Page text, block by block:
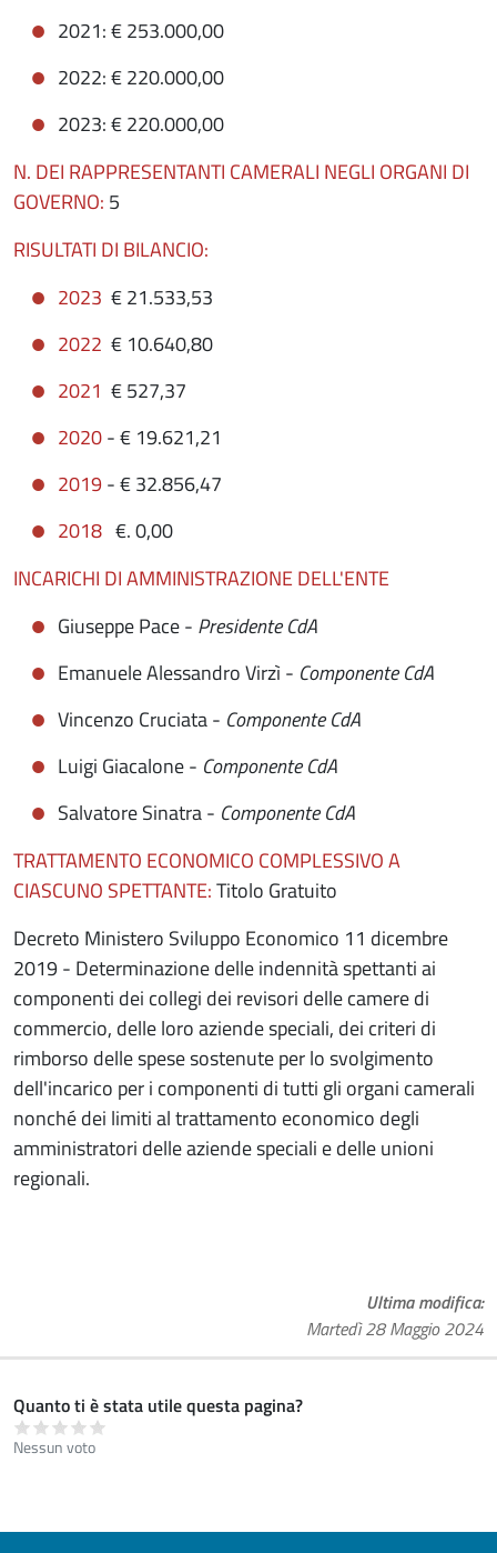
2021: € 253.000,00
2022: € 220.000,00
2023: € 220.000,00
N. DEI RAPPRESENTANTI CAMERALI NEGLI ORGANI DI
GOVERNO: 5
RISULTATI DI BILANCIO:
2023 € 21.533,53
2022 € 10.640,80
2021 € 527,37
2020- € 19.621,21
2019- € 32.856,47
2018 €. 0,00
INCARICHI DI AMMINISTRAZIONE DELL'ENTE
Giuseppe Pace - Presidente CdA
Emanuele Alessandro Virzì - Componente CdA
Vincenzo Cruciata - Componente CdA
Luigi Giacalone - Componente CdA
Salvatore Sinatra - Componente CdA
TRATTAMENTO ECONOMICO COMPLESSIVO A
CIASCUNO SPETTANTE:Titolo Gratuito
Decreto Ministero Sviluppo Economico 11 dicembre
2019 - Determinazione delle indennità spettanti ai
componenti dei collegi dei revisori delle camere di
commercio, delle loro aziende speciali, dei criteri di
rimborso delle spese sostenute per lo svolgimento
dell'incarico per i componenti di tutti gli organi camerali
nonché dei limiti al trattamento economico degli
amministratori delle aziende speciali e delle unioni
regionali.
Ultima modifica
Martedì 28 Maggio 2024
Quanto ti è stata utile questa pagina?
Nessun voto